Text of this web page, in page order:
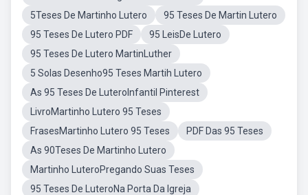
5Teses De Martinho Lutero
95 Teses De Martin Lutero
95 Teses De Lutero PDF
95 LeisDe Lutero
95 Teses De Lutero MartinLuther
5 Solas Desenho95 Teses Martih Lutero
As 95 Teses De LuteroInfantil Pinterest
LivroMartinho Lutero 95 Teses
FrasesMartinho Lutero 95 Teses
PDF Das 95 Teses
As 90Teses De Martinho Lutero
Martinho LuteroPregando Suas Teses
95 Teses De LuteroNa Porta Da Igreja